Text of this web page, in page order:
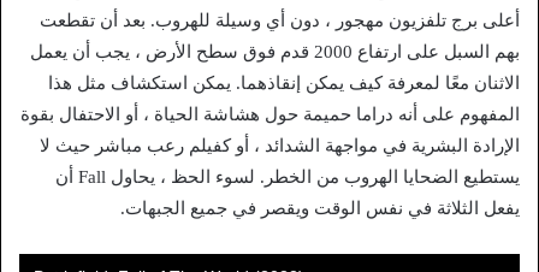
أعلى برج تلفزيون مهجور ، دون أي وسيلة للهروب. بعد أن تقطعت
بهم السبل على ارتفاع 2000 قدم فوق سطح الأرض ، يجب أن يعمل
الاثنان معًا لمعرفة كيف يمكن إنقاذهما. يمكن استكشاف مثل هذا
المفهوم على أنه دراما حميمة حول هشاشة الحياة ، أو الاحتفال بقوة
الإرادة البشرية في مواجهة الشدائد ، أو كفيلم رعب مباشر حيث لا
يستطيع الضحايا الهروب من الخطر. لسوء الحظ ، يحاول Fall أن
يفعل الثلاثة في نفس الوقت ويقصر في جميع الجبهات.